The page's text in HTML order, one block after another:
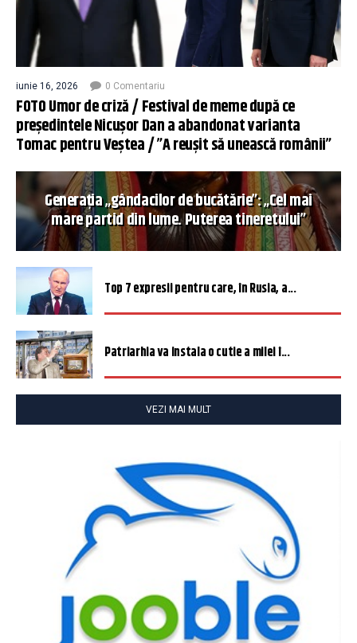
iunie 16, 2026 0 Comentariu
FOTO Umor de criză / Festival de meme după ce
președintele Nicușor Dan a abandonat varianta
Tomac pentru Veștea / ”A reușit să unească românii”
Generația „gândacilor de bucătărie”: „Cel mai
mare partid din lume. Puterea tineretului”
Top 7 expresii pentru care, în Rusia, a...
Patriarhia va instala o cutie a milei î...
VEZI MAI MULT